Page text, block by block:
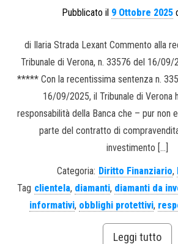
Pubblicato il 9 Ottobre 2025
di Ilaria Strada Lexant Commento alla
Tribunale di Verona, n. 33576 del 16/09/
***** Con la recentissima sentenza n.
16/09/2025, il Tribunale di Verona
responsabilità della Banca che – pur non
parte del contratto di
investimento […]
Categoria: Diritto Finanziario,
Tag clientela, diamanti, diamanti da
informativi, obblighi protettivi,
Leggi tutto